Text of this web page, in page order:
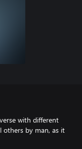
with different
others by man, as it